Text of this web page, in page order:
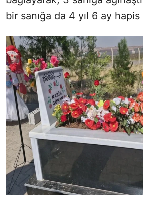
bir sanığa da 4 yıl 6 ay